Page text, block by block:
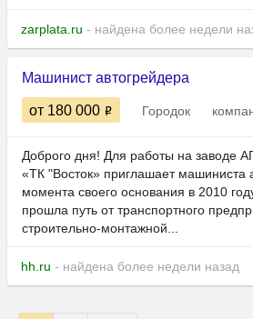
zarplata.ru - найдена более недели
Машинист автогрейдера
от 180 000 Городок
Доброго дня! Для работы на заводе
«ТК "Восток» приглашает машиниста
момента своего основания в 2010
прошла путь от транспортного
строительно-монтажной...
hh.ru - найдена более недели назад